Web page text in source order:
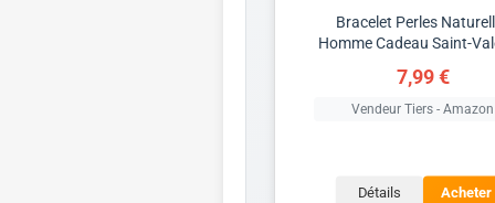
Bracelet Perles
Homme Cadeau Saint-
7,99 €
Vendeur Tiers - Amazon
Détails Acheter